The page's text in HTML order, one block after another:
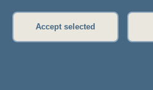
Accept selected
Sitting in progress
Home>Plenary
06/26/